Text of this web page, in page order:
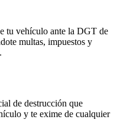
tu vehículo ante la DGT de
multas, impuestos y
de destrucción que
y te exime de cualquier